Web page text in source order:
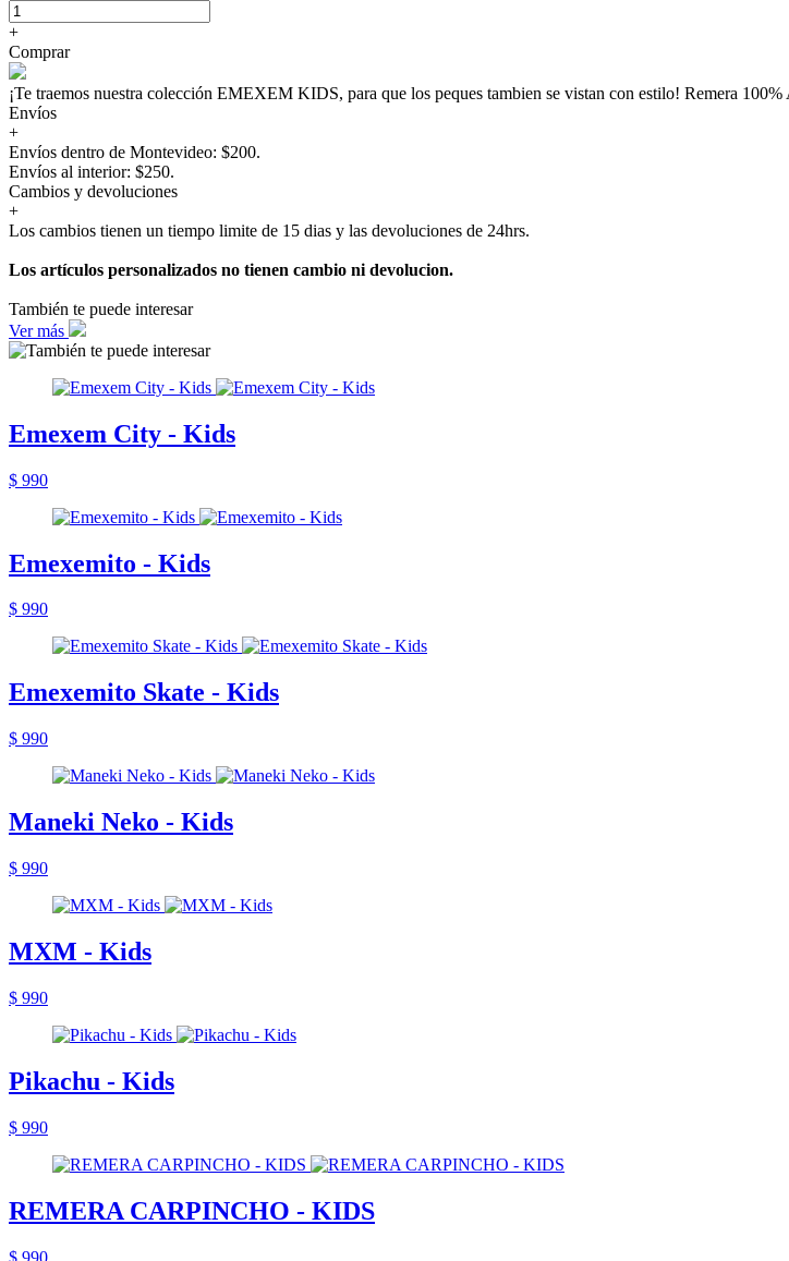
+
Comprar
¡Te traemos nuestra colección EMEXEM KIDS, para que los peques tambien se vistan con estilo! Remera
Envíos
+
Envíos dentro de Montevideo: $200.
Envíos al interior: $250.
Cambios y devoluciones
+
Los cambios tienen un tiempo limite de 15 dias y las devoluciones de 24hrs.
Los artículos personalizados no tienen cambio ni devolucion.
También te puede interesar
Ver más
Emexem City - Kids
$ 990
Emexemito - Kids
$ 990
Emexemito Skate - Kids
$ 990
Maneki Neko - Kids
$ 990
MXM - Kids
$ 990
Pikachu - Kids
$ 990
REMERA CARPINCHO - KIDS
$ 990